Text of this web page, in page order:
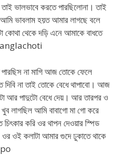
ভালভাবে করতে পারছিলোনা। তাই
ভাবলাম হয়ত আমার লাগছে বলে
কোথা থেকে দড়ি এনে আমাকে বাধতে
banglachoti
না মাগি আজ তোকে ফেলে
না তাই তোকে বেধে থাপাবো। আজ
আর পাদুটো বেধে দেয়। আর তারপর ও
লাগছিল আমি বাবাগো মা গো করে
করি ওর থাপন দেওয়ার স্পিড
ওই কলাটা আমার গুদে ঢুকাতে থাকে